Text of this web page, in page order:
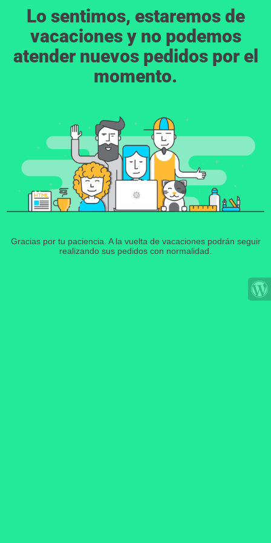
Lo sentimos, estaremos de
vacaciones y no podemos
atender nuevos pedidos por el
momento.
Gracias por tu paciencia. A la vuelta de vacaciones podrán seguir
realizando sus pedidos con normalidad.